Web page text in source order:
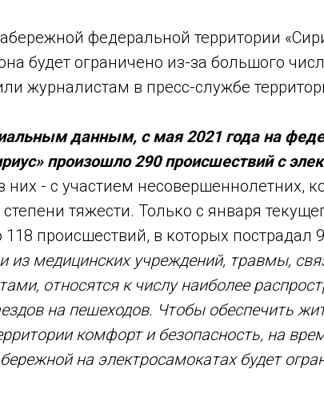
федеральной территории
будет ограничено из-за большого
журналистам в пресс-службе
данным, с мая 2021 года на
произошло 290 происшествий с
них - с участием несовершеннолетних,
тяжести. Только с января
происшествий, в которых пострадал
из медицинских учреждений, травмы,
относятся к числу наиболее
на пешеходов. Чтобы обеспечить
комфорт и безопасность, на
на электросамокатах будет